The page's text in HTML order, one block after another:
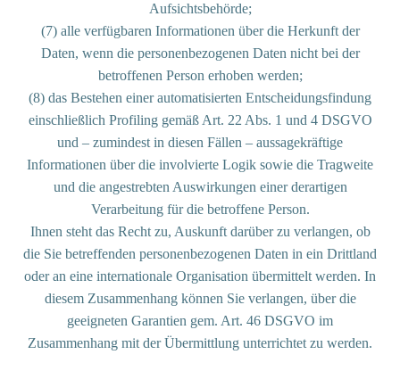
Aufsichtsbehörde;
(7) alle verfügbaren Informationen über die Herkunft der
Daten, wenn die personenbezogenen Daten nicht bei der
betroffenen Person erhoben werden;
(8) das Bestehen einer automatisierten Entscheidungsfindung
einschließlich Profiling gemäß Art. 22 Abs. 1 und 4 DSGVO
und – zumindest in diesen Fällen – aussagekräftige
Informationen über die involvierte Logik sowie die Tragweite
und die angestrebten Auswirkungen einer derartigen
Verarbeitung für die betroffene Person.
Ihnen steht das Recht zu, Auskunft darüber zu verlangen, ob
die Sie betreffenden personenbezogenen Daten in ein Drittland
oder an eine internationale Organisation übermittelt werden. In
diesem Zusammenhang können Sie verlangen, über die
geeigneten Garantien gem. Art. 46 DSGVO im
Zusammenhang mit der Übermittlung unterrichtet zu werden.